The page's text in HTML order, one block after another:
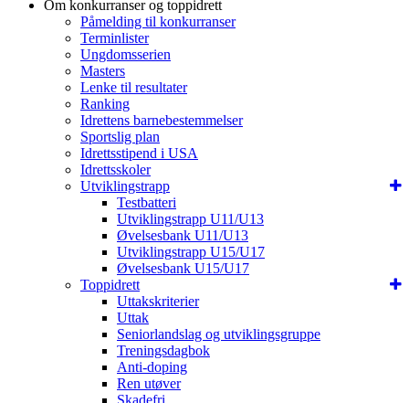
Om konkurranser og toppidrett
Påmelding til konkurranser
Terminlister
Ungdomsserien
Masters
Lenke til resultater
Ranking
Idrettens barnebestemmelser
Sportslig plan
Idrettsstipend i USA
Idrettsskoler
Utviklingstrapp
Testbatteri
Utviklingstrapp U11/U13
Øvelsesbank U11/U13
Utviklingstrapp U15/U17
Øvelsesbank U15/U17
Toppidrett
Uttakskriterier
Uttak
Seniorlandslag og utviklingsgruppe
Treningsdagbok
Anti-doping
Ren utøver
Skadefri